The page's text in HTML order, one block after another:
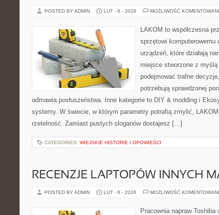
POSTED BY ADMIN LUT - 6 - 2026 MOŻLIWOŚĆ
LAKOM to współczesna
sprzętowi komputerowemu
urządzeń, które działają
miejsce stworzone z
podejmować trafne
potrzebują sprawdzonej
odmawia posłuszeństwa. Inne kategorie to DIY & modding i
systemy. W świecie, w którym parametry potrafią zmylić,
rzetelność. Zamiast pustych sloganów dostajesz […]
CATEGORIES: WIEJSKIE HISTORIE I OPOWIEŚCI
RECENZJE LAPTOPÓW INNYCH
POSTED BY ADMIN LUT - 6 - 2026 MOŻLIWOŚĆ
Pracownia napraw